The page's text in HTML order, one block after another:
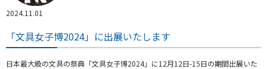
2024.11.01
「文具女子博2024」に出展いたします
日本最大級の文具の祭典「文具女子博2024」に12月12日-15日の期間出展いた